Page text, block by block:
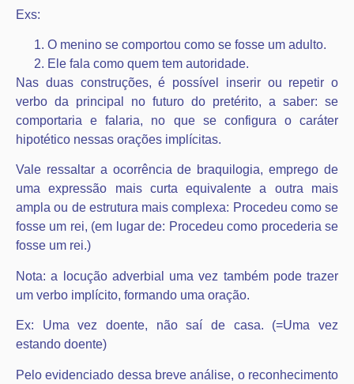
Exs:
O menino se comportou como se fosse um adulto.
Ele fala como quem tem autoridade.
Nas duas construções, é possível inserir ou repetir o
verbo da principal no futuro do pretérito, a saber: se
comportaria e falaria, no que se configura o caráter
hipotético nessas orações implícitas.
Vale ressaltar a ocorrência de braquilogia, emprego de
uma expressão mais curta equivalente a outra mais
ampla ou de estrutura mais complexa: Procedeu como se
fosse um rei, (em lugar de: Procedeu como procederia se
fosse um rei.)
Nota: a locução adverbial uma vez também pode trazer
um verbo implícito, formando uma oração.
Ex: Uma vez doente, não saí de casa. (=Uma vez
estando doente)
Pelo evidenciado dessa breve análise, o reconhecimento